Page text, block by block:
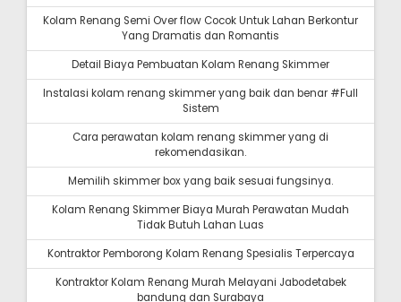
Kolam Renang Semi Over flow Cocok Untuk Lahan Berkontur
Yang Dramatis dan Romantis
Detail Biaya Pembuatan Kolam Renang Skimmer
Instalasi kolam renang skimmer yang baik dan benar #Full
Sistem
Cara perawatan kolam renang skimmer yang di
rekomendasikan.
Memilih skimmer box yang baik sesuai fungsinya.
Kolam Renang Skimmer Biaya Murah Perawatan Mudah
Tidak Butuh Lahan Luas
Kontraktor Pemborong Kolam Renang Spesialis Terpercaya
Kontraktor Kolam Renang Murah Melayani Jabodetabek
bandung dan Surabaya